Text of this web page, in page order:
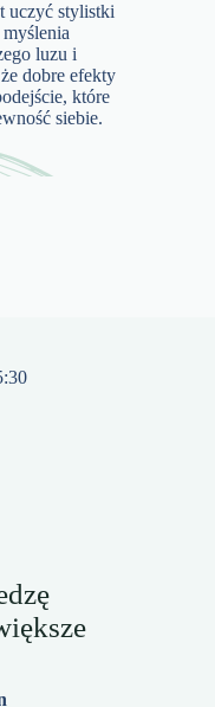
uczyć stylistki
luzu i
dobre efekty
które
siebie.